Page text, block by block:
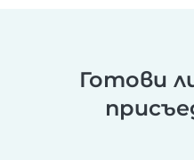
Готови